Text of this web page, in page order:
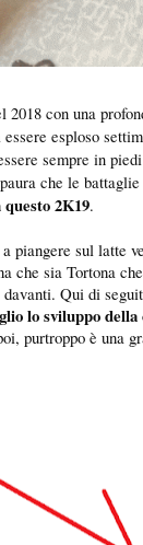
con una
esploso
sempre in
che le
2K19.
piangere sul latte
che sia Tortona
Qui di
lo sviluppo della
purtroppo è una